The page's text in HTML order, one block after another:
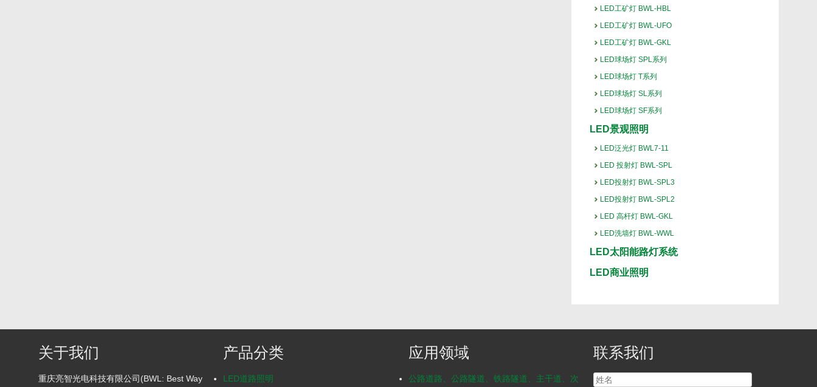
LED工矿灯 BWL-HBL
LED工矿灯 BWL-UFO
LED工矿灯 BWL-GKL
LED球场灯 SPL系列
LED球场灯 T系列
LED球场灯 SL系列
LED球场灯 SF系列
LED景观照明
LED泛光灯 BWL7-11
LED 投射灯 BWL-SPL
LED投射灯 BWL-SPL3
LED投射灯 BWL-SPL2
LED 高杆灯 BWL-GKL
LED洗墙灯 BWL-WWL
LED太阳能路灯系统
LED商业照明
关于我们
重庆亮智光电科技有限公司(BWL: Best Way
产品分类
LED道路照明
应用领域
公路道路、公路隧道、铁路隧道、主干道、次
联系我们